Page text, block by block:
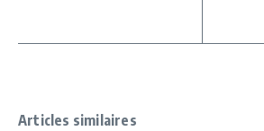
Articles similaires